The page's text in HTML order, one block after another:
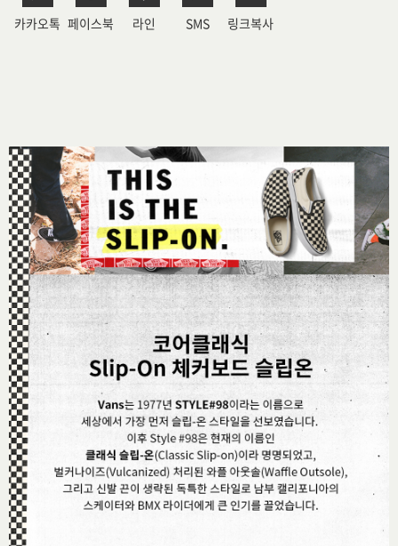
카카오톡 페이스북 라인 SMS 링크복사